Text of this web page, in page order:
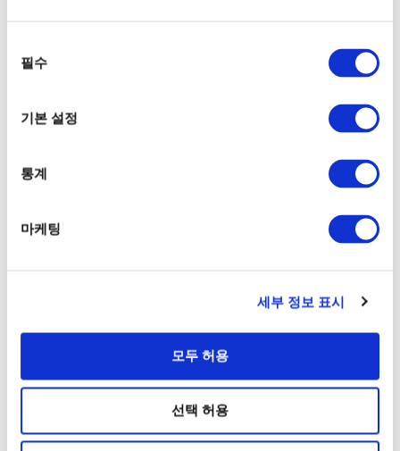
필수
기본 설정
통계
마케팅
세부 정보 표시
모두 허용
선택 허용
http://www.suijobus.co.jp/cruise/toyosu/
https://www.urbanlaunch.net/boarding/#map
표 파는곳 있음